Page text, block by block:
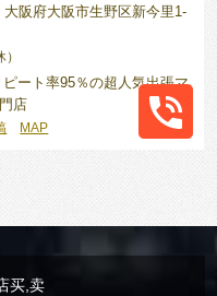
大阪府大阪市生野区新今里1-
ピート率95％の超人気出張マ
店
MAP
080-
买,卖